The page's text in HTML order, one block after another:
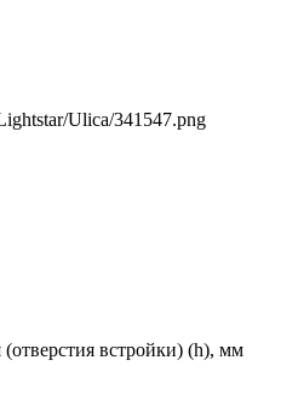
Ulica/341547.png
встройки) (h), мм